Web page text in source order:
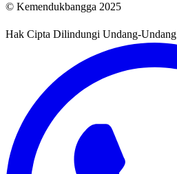
© Kemendukbangga 2025
Hak Cipta Dilindungi Undang-Undang